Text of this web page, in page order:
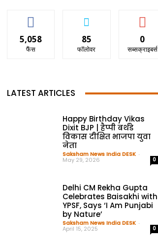
5,058
फैंस
85
फॉलोवर
0
सब्सक्राइबर्स
LATEST ARTICLES
Happy Birthday Vikas
Dixit BJP | हैप्पी बर्थडे
विकास दीक्षित भाजपा युवा
नेता
Saksham News India DESK -
May 29, 2026 0
Delhi CM Rekha Gupta
Celebrates Baisakhi with
YPSF, Says ‘I Am Punjabi
by Nature’
Saksham News India DESK -
April 15, 2025 0